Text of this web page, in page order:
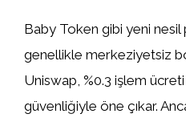
Baby Token gibi yeni
genellikle merkeziyetsiz
Uniswap, %0.3 işlem
güvenliğiyle öne çıkar.